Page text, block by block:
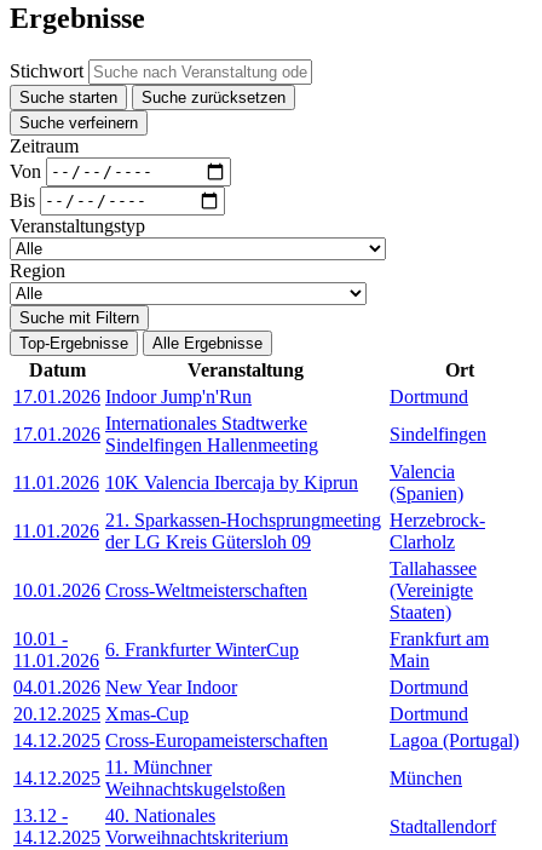
Ergebnisse
Stichwort
Suche starten
Suche zurücksetzen
Suche verfeinern
Zeitraum
Von
Bis
Veranstaltungstyp
Region
Suche mit Filtern
Top-Ergebnisse
Alle Ergebnisse
Datum Veranstaltung
Ort
17.01.2026 Indoor Jump'n'Run
Dortmund
17.01.2026
Internationales Stadtwerke
Sindelfingen Hallenmeeting
Sindelfingen
11.01.2026 10K Valencia Ibercaja by Kiprun
Valencia
(Spanien)
11.01.2026
21. Sparkassen-Hochsprungmeeting
der LG Kreis Gütersloh 09
Herzebrock-
Clarholz
10.01.2026 Cross-Weltmeisterschaften
Tallahassee
(Vereinigte
Staaten)
10.01 -
11.01.2026
6. Frankfurter WinterCup
Frankfurt am
Main
04.01.2026 New Year Indoor
Dortmund
20.12.2025 Xmas-Cup
Dortmund
14.12.2025 Cross-Europameisterschaften
Lagoa (Portugal)
14.12.2025
11. Münchner
Weihnachtskugelstoßen
München
13.12 -
14.12.2025
40. Nationales
Vorweihnachtskriterium
Stadtallendorf